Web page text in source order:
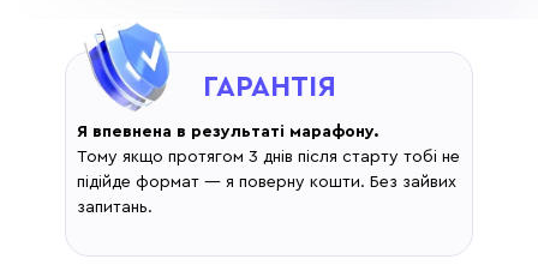
ГАРАНТІЯ
Я впевнена в результаті марафону.
Тому якщо протягом 3 днів після старту тобі не
підійде формат — я поверну кошти. Без зайвих
запитань.